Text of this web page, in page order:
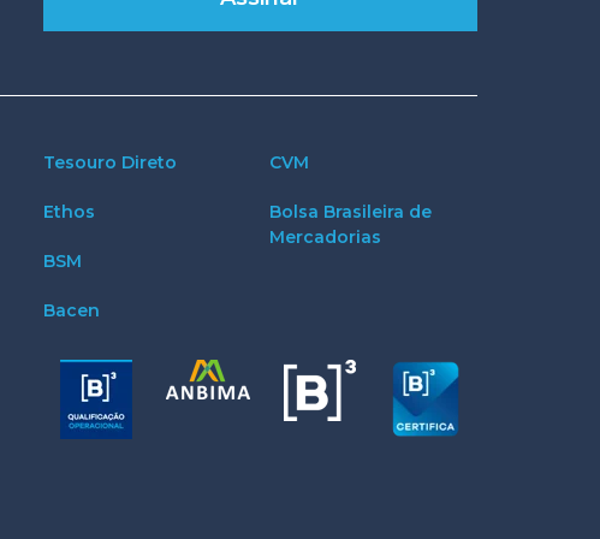
Tesouro Direto
Ethos
BSM
Bacen
CVM
Bolsa Brasileira de
Mercadorias